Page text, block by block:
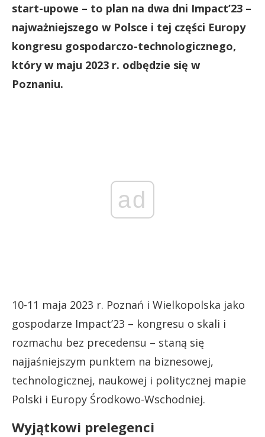
start-upowe – to plan na dwa dni Impact’23 –
najważniejszego w Polsce i tej części Europy
kongresu gospodarczo-technologicznego,
który w maju 2023 r. odbędzie się w
Poznaniu.
ad
10-11 maja 2023 r. Poznań i Wielkopolska jako
gospodarze Impact’23 – kongresu o skali i
rozmachu bez precedensu – staną się
najjaśniejszym punktem na biznesowej,
technologicznej, naukowej i politycznej mapie
Polski i Europy Środkowo-Wschodniej.
Wyjątkowi prelegenci